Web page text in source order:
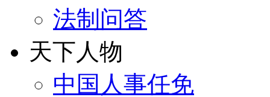
法制问答
天下人物
中国人事任免